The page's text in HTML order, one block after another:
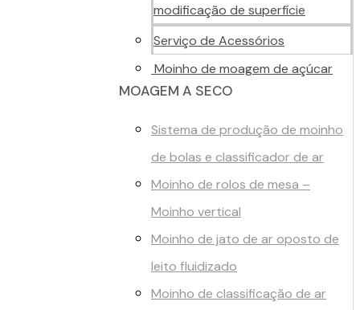
modificação de superfície
Serviço de Acessórios
Moinho de moagem de açúcar
MOAGEM A SECO
Sistema de produção de moinho
de bolas e classificador de ar
Moinho de rolos de mesa –
Moinho vertical
Moinho de jato de ar oposto de
leito fluidizado
Moinho de classificação de ar